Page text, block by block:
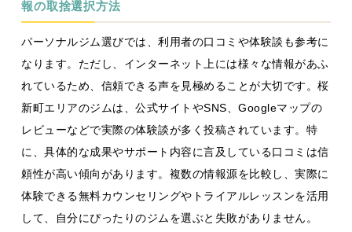
報の取捨選択方法
パーソナルジム選びでは、利用者の口コミや体験談も参考に
なります。ただし、インターネット上には様々な情報があふ
れているため、信頼できる声を見極めることが大切です。桜
新町エリアのジムは、公式サイトやSNS、Googleマップの
レビューなどで実際の体験談が多く投稿されています。特
に、具体的な成果やサポート内容に言及している口コミは信
頼性が高い傾向があります。複数の情報源を比較し、実際に
体験できる無料カウンセリングやトライアルレッスンを活用
して、自分にぴったりのジムを選ぶと失敗がありません。